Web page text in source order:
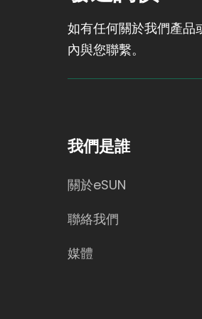
如有任何關於我們產
內與您聯繫。
我們是誰
關於eSUN
聯絡我們
媒體